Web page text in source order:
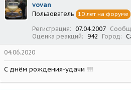
vovan
Пользователь 10 лет на форуме
Регистрация 07.04.2007
Оценка реакций
942 Город
04.06.2020
С днём рождения-удачи !!!